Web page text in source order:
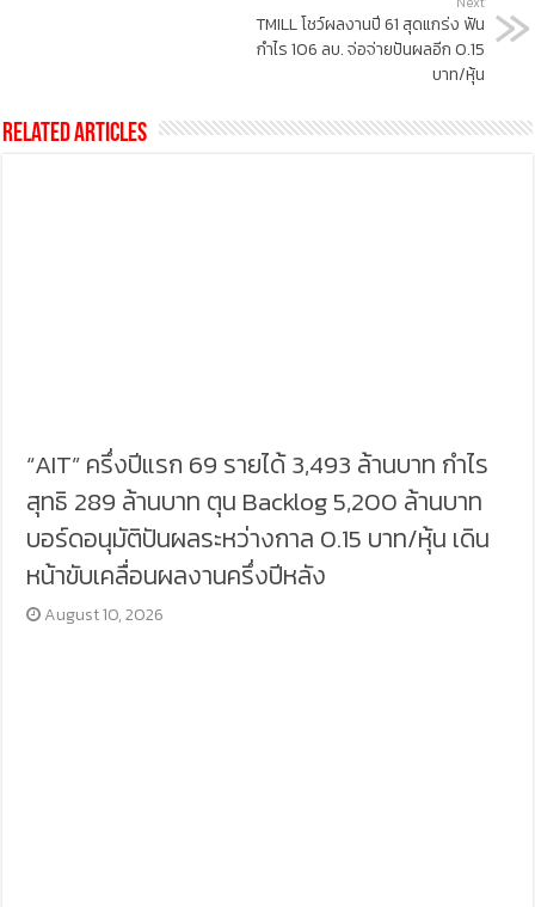
TMILL โชว์ผลงานปี 61 สุดแกร่ง ฟัน
กำไร 106 ลบ. จ่อจ่ายปันผลอีก 0.15
บาท/หุ้น
Related Articles
“AIT” ครึ่งปีแรก 69 รายได้ 3,493 ล้านบาท กำไร
สุทธิ 289 ล้านบาท ตุน Backlog 5,200 ล้านบาท
บอร์ดอนุมัติปันผลระหว่างกาล 0.15 บาท/หุ้น เดิน
หน้าขับเคลื่อนผลงานครึ่งปีหลัง
August 10, 2026